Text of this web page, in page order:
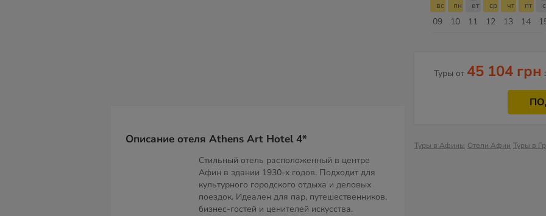
Описание отеля Athens Art Hotel 4*
Стильный отель расположенный в центре
Афин в здании 1930-х годов. Подходит для
культурного городского отдыха и деловых
поездок. Идеален для пар, путешественников,
бизнес-гостей и ценителей искусства.
09
вс
10
пн
11
вт
12
ср
13
чт
14
пт
Туры от 45 104 грн
Туры в Афины Отели Афин Туры в